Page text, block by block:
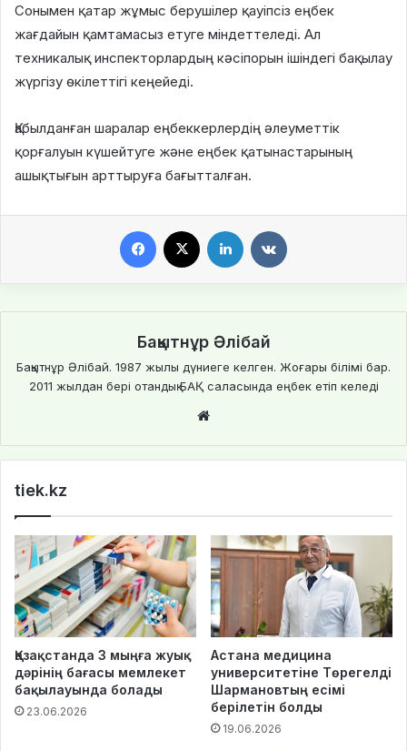
Сонымен қатар жұмыс берушілер қауіпсіз еңбек
жағдайын қамтамасыз етуге міндеттеледі. Ал
техникалық инспекторлардың кәсіпорын ішіндегі бақылау
жүргізу өкілеттігі кеңейеді.
Қабылданған шаралар еңбеккерлердің әлеуметтік
қорғалуын күшейтуге және еңбек қатынастарының
ашықтығын арттыруға бағытталған.
Бақытнұр Әлібай
Бақытнұр Әлібай. 1987 жылы дүниеге келген. Жоғары білімі бар.
2011 жылдан бері отандық БАҚ саласында еңбек етіп келеді
te
tiek.kz
Қазақстанда 3 мыңға жуық
дәрінің бағасы мемлекет
бақылауында болады
23.06.2026
Астана медицина
университетіне Төрегелді
Шармановтың есімі
берілетін болды
19.06.2026